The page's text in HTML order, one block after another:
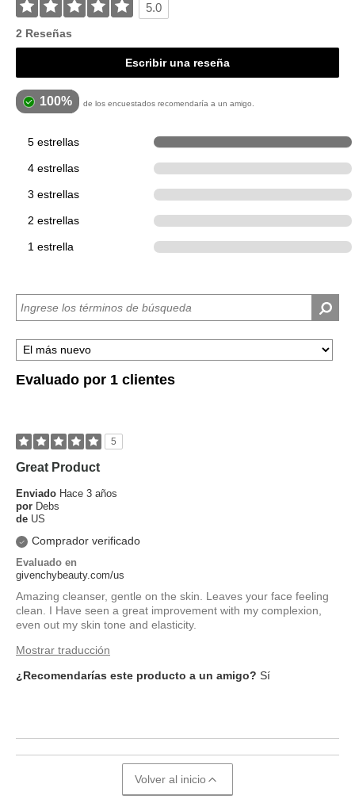
5.0
2 Reseñas
Escribir una reseña
100% de los encuestados recomendaría a un amigo.
5 estrellas
4 estrellas
3 estrellas
2 estrellas
1 estrella
Evaluado por 1 clientes
5
Great Product
Enviado Hace 3 años
por Debs
de US
Comprador verificado
Evaluado en
givenchybeauty.com/us
Amazing cleanser, gentle on the skin. Leaves your face feeling
clean. I Have seen a great improvement with my complexion,
even out my skin tone and elasticity.
Mostrar traducción
¿Recomendarías este producto a un amigo? Sí
Volver al inicio